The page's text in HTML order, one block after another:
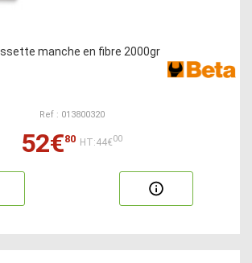
manche en fibre 2000gr
Ref : 013800320
52€80 HT:44€00